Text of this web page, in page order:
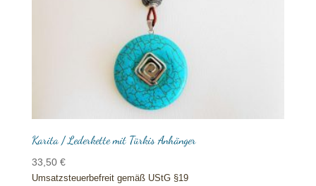
Karita / Lederkette mit Türkis Anhänger
33,50 €
Umsatzsteuerbefreit gemäß UStG §19